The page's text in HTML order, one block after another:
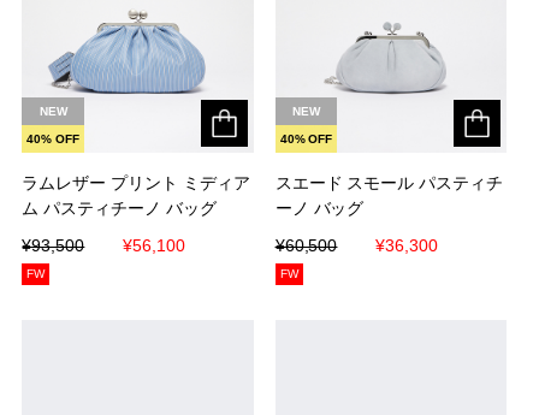
ラムレザー プリント ミディア
ム パスティチーノ バッグ
¥93,500
¥56,100
NEW
40% OFF
ラムレザー プリント ミディア
ム パスティチーノ バッグ
¥93,500
¥56,100
FW
スエード スモール パスティチ
ーノ バッグ
¥60,500
¥36,300
NEW
40% OFF
スエード スモール パスティチ
ーノ バッグ
¥60,500
¥36,300
FW